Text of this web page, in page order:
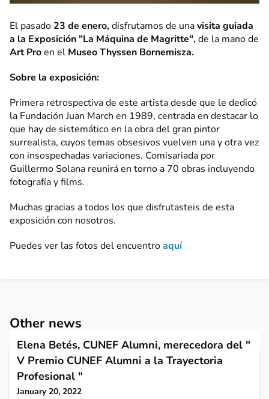
El pasado 23 de enero,disfrutamos de unavisita guiada
a la Exposición "La Máquina de Magritte",de la mano de
Art Proen el Museo Thyssen Bornemisza.
Sobre la exposición:
Primera retrospectiva de este artista desde que le dedicó
la Fundación Juan March en 1989, centrada en destacar lo
que hay de sistemático en la obra del gran pintor
surrealista, cuyos temas obsesivos vuelven una y otra vez
con insospechadas variaciones. Comisariada por
Guillermo Solana reunirá en torno a 70 obras incluyendo
fotografía y films.
Muchas gracias a todos los que disfrutasteis de esta
exposición con nosotros.
Puedes ver las fotos del encuentroaquí
Other news
Elena Betés, CUNEF Alumni, merecedora del "
V Premio CUNEF Alumni a la Trayectoria
Profesional "
January 20, 2022